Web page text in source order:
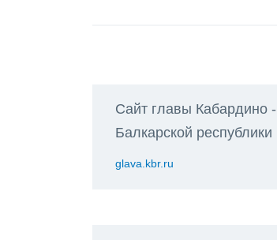
Сайт главы Кабардино -
Балкарской республики
glava.kbr.ru